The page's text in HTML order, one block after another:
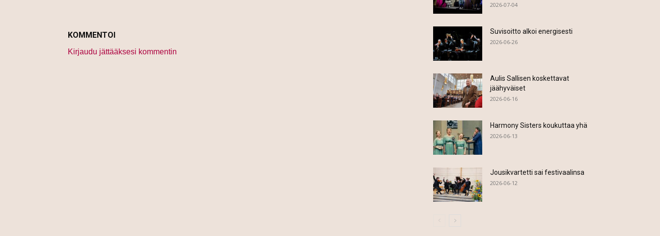
KOMMENTOI
Kirjaudu jättääksesi kommentin
2026-07-04
Suvisoitto alkoi energisesti
2026-06-26
Aulis Sallisen koskettavat
jäähyväiset
2026-06-16
Harmony Sisters koukuttaa yhä
2026-06-13
Jousikvartetti sai festivaalinsa
2026-06-12